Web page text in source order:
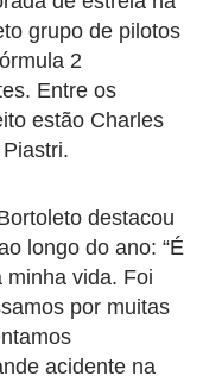
grupo de pilotos
2
Entre os
estão Charles
destacou
longo do ano: “É
minha vida. Foi
por muitas
acidente na